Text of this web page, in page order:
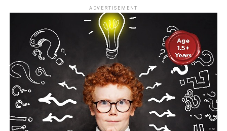
ADVERTISEMENT